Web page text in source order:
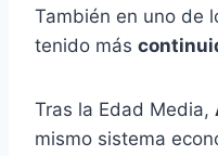
También en uno de
tenido más
Tras la Edad Media,
mismo sistema